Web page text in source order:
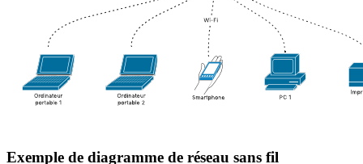
Exemple de diagramme de réseau sans fil